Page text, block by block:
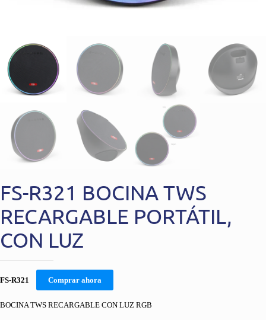
FS-R321 BOCINA TWS
RECARGABLE PORTÁTIL,
CON LUZ
FS-R321 Comprar ahora
BOCINA TWS RECARGABLE CON LUZ RGB